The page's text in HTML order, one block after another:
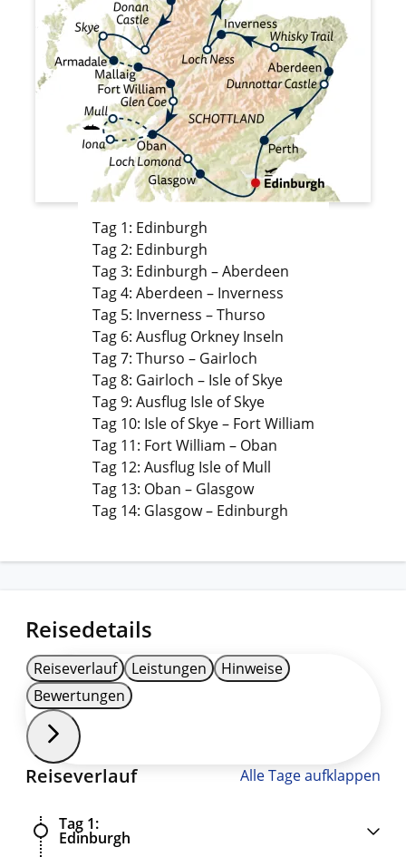
Tag 1: Edinburgh
Tag 2: Edinburgh
Tag 3: Edinburgh – Aberdeen
Tag 4: Aberdeen – Inverness
Tag 5: Inverness – Thurso
Tag 6: Ausflug Orkney Inseln
Tag 7: Thurso – Gairloch
Tag 8: Gairloch – Isle of Skye
Tag 9: Ausflug Isle of Skye
Tag 10: Isle of Skye – Fort William
Tag 11: Fort William – Oban
Tag 12: Ausflug Isle of Mull
Tag 13: Oban – Glasgow
Tag 14: Glasgow – Edinburgh
Reisedetails
Reiseverlauf Leistungen
Hinweise
Bewertungen
Reiseverlauf Alle Tage aufklappen
Tag 1
Edinburgh